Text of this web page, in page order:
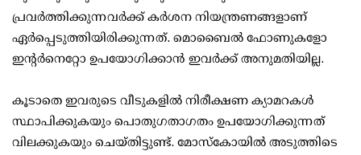
പ്രവര്‍ത്തിക്കുന്നവര്‍ക്ക് കര്‍ശന നിയന്ത്രണങ്ങളാണ്
ഏര്‍പ്പെടുത്തിയിരിക്കുന്നത്. മൊബൈല്‍ ഫോണുകളോ
ഇന്റര്‍നെറ്റോ ഉപയോഗിക്കാന്‍ ഇവര്‍ക്ക് അനുമതിയില്ല.
കൂടാതെ ഇവരുടെ വീടുകളില്‍ നിരീക്ഷണ ക്യാമറകള്‍
സ്ഥാപിക്കുകയും പൊതുഗതാഗതം ഉപയോഗിക്കുന്നത്
വിലക്കുകയും ചെയ്തിട്ടുണ്ട്. മോസ്‌കോയില്‍ അടുത്തിടെ